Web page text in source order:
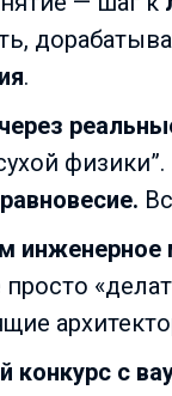
.
конкурс с